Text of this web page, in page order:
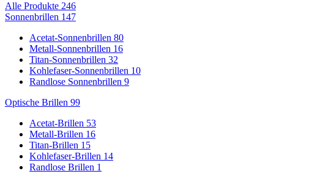
Alle Produkte 246
Sonnenbrillen 147
Acetat-Sonnenbrillen 80
Metall-Sonnenbrillen 16
Titan-Sonnenbrillen 32
Kohlefaser-Sonnenbrillen 10
Randlose Sonnenbrillen 9
Optische Brillen 99
Acetat-Brillen 53
Metall-Brillen 16
Titan-Brillen 15
Kohlefaser-Brillen 14
Randlose Brillen 1